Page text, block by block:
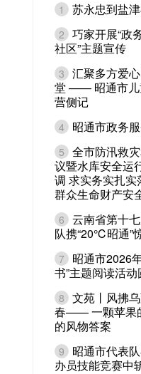
1 苏永忠到盐
2 巧家开展“政
社区”主题宣传
3 汇聚多方爱
堂 —— 昭通市儿
营侧记
4 昭通市政务
5 全市防汛救
议暨水库安全运
调 求实务实扎
群众生命财产安
6 云南省第十
队携“20℃昭通”
7
昭通市2026
书”主题阅读活
8 文苑丨风拂
春—— 一颗苹果
的风物答案
9
昭通市代表
办员技能竞赛中